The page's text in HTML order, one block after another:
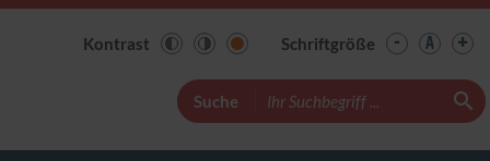
Kontrast Schriftgröße - A +
Suche